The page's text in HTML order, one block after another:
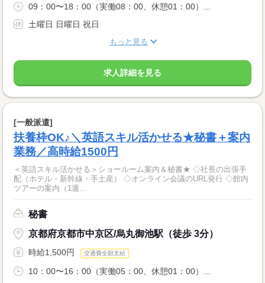
09：00〜18：00（実働08：00、休憩01：00）...
土曜日 日曜日 祝日
もっと見る
求人詳細を見る
[一般派遣]
扶養枠OK♪＼英語スキル活かせる★秘書＋案内
業務／高時給1500円
＜英語スキル活かせる＞ショールーム案内＆秘書★ ◇社長の出張手
配（ホテル・新幹線・手土産） ◇オンライン会議のURL発行 ◇館内
ツアーの案内（1週...
秘書
京都府京都市中京区/烏丸御池駅（徒歩 3分）
時給1,500円 交通費全額支給
10：00〜16：00（実働05：00、休憩01：00）...